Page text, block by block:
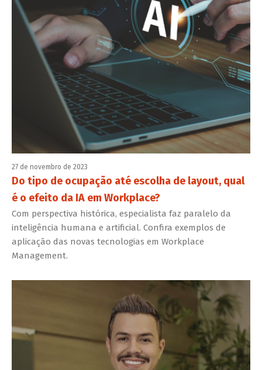
27 de novembro de 2023
Do tipo de ocupação até escolha de layout, qual
é o efeito da IA em Workplace?
Com perspectiva histórica, especialista faz paralelo da
inteligência humana e artificial. Confira exemplos de
aplicação das novas tecnologias em Workplace
Management.